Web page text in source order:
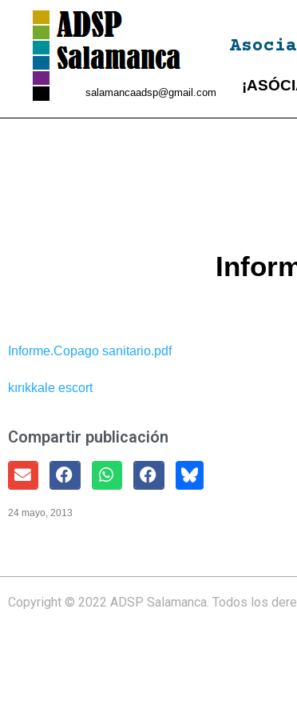
salamancaadsp@gmail.com
Informe.Copago sanitario.pdf
kırıkkale escort
Compartir publicación
24 mayo, 2013
Copyright © 2022 ADSP Salamanca. Todos los